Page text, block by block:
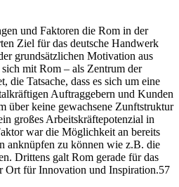
und Faktoren die Rom in der
Ziel für das deutsche Handwerk
grundsätzlichen Motivation aus
mit Rom – als Zentrum der
die Tatsache, dass es sich um eine
Auftraggebern und Kunden
über keine gewachsene Zunftstruktur
großes Arbeitskräftepotenzial in
war die Möglichkeit an bereits
anknüpfen zu können wie z.B. die
Drittens galt Rom gerade für das
Ort für Innovation und Inspiration.57